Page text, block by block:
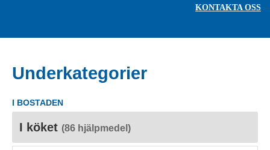
KONTAKTA OSS
Underkategorier
I BOSTADEN
I köket (86 hjälpmedel)